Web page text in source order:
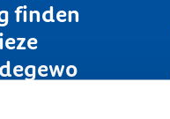
finden